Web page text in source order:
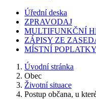
Úřední deska
ZPRAVODAJ
MULTIFUNKČNÍ
ZÁPISY ZE
MÍSTNÍ POPLATKY
Úvodní stránka
Obec
Životní situace
Postup občana, u